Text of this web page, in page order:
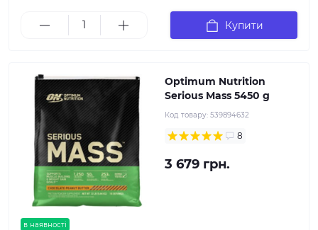
Купити
в наявності
Optimum Nutrition
Serious Mass 5450 g
Код товару: 539894632
8
3 679 грн.